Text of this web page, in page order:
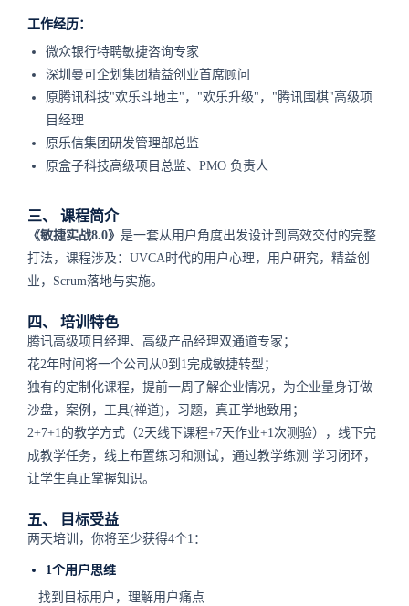
工作经历：
微众银行特聘敏捷咨询专家
深圳曼可企划集团精益创业首席顾问
原腾讯科技"欢乐斗地主"，"欢乐升级"，"腾讯围棋"高级项
目经理
原乐信集团研发管理部总监
原盒子科技高级项目总监、PMO 负责人
三、 课程简介
《敏捷实战8.0》 是一套从用户角度出发设计到高效交付的完整
打法，课程涉及：UVCA时代的用户心理，用户研究，精益创
业，Scrum落地与实施。
四、 培训特色
腾讯高级项目经理、高级产品经理双通道专家；
花2年时间将一个公司从0到1完成敏捷转型；
独有的定制化课程，提前一周了解企业情况，为企业量身订做
沙盘，案例，工具(禅道)，习题，真正学地致用；
2+7+1的教学方式（2天线下课程+7天作业+1次测验），线下完
成教学任务，线上布置练习和测试，通过教学练测 学习闭环，
让学生真正掌握知识。
五、 目标受益
两天培训，你将至少获得4个1：
1个用户思维
找到目标用户，理解用户痛点